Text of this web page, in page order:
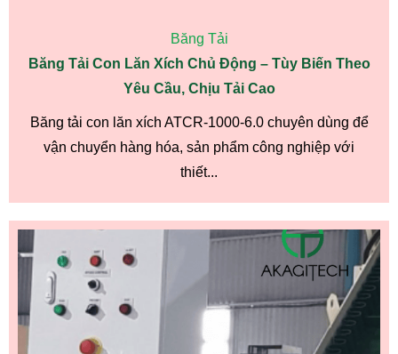
Băng Tải
Băng Tải Con Lăn Xích Chủ Động – Tùy Biến Theo
Yêu Cầu, Chịu Tải Cao
Băng tải con lăn xích ATCR-1000-6.0 chuyên dùng để
vận chuyển hàng hóa, sản phẩm công nghiệp với
thiết...